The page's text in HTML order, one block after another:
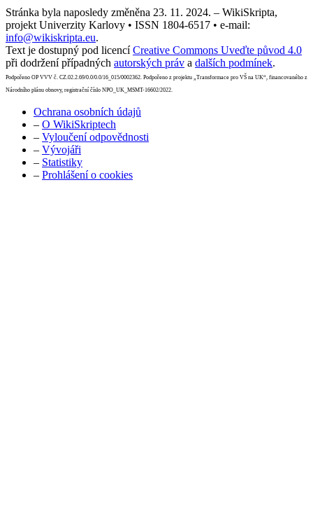
Stránka byla naposledy změněna 23. 11. 2024. – WikiSkripta,
projekt Univerzity Karlovy • ISSN 1804-6517 • e-mail:
info@wikiskripta.eu.
Text je dostupný pod licencíCreative Commons Uveďte původ 4.0
při dodržení případných autorských práv a dalších podmínek.
Podpořeno OP VVV č. CZ.02.2.69/0.0/0.0/16_015/0002362. Podpořeno z projektu „Transformace pro VŠ na UK“, financovaného z
Národního plánu obnovy, registrační číslo NPO_UK_MSMT-16602/2022.
Ochrana osobních údajů
– O WikiSkriptech
– Vyloučení odpovědnosti
– Vývojáři
– Statistiky
– Prohlášení o cookies